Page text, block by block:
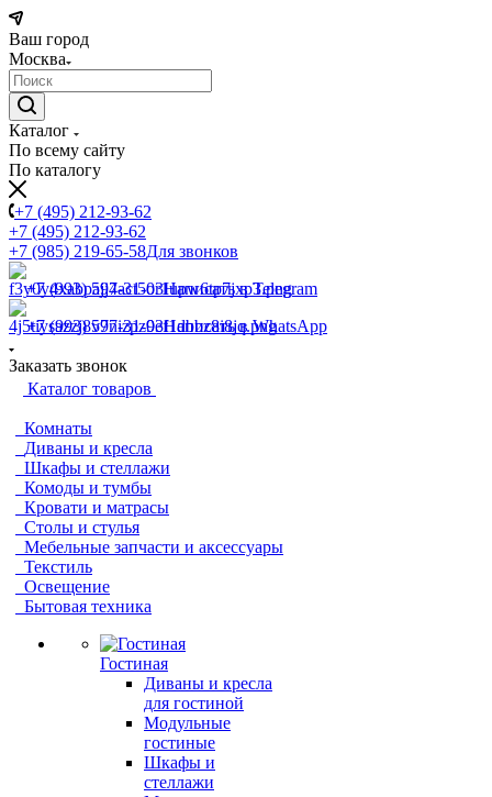
Ваш город
Москва
Каталог
По всему сайту
По каталогу
+7 (495) 212-93-62
+7 (495) 212-93-62
+7 (985) 219-65-58Для звонков
+7 (993) 597-31-03Написать в Telegram
+7 (993) 597-31-03Написать в WhatsApp
Заказать звонок
Каталог товаров
Комнаты
Диваны и кресла
Шкафы и стеллажи
Комоды и тумбы
Кровати и матрасы
Столы и стулья
Мебельные запчасти и аксессуары
Текстиль
Освещение
Бытовая техника
Гостиная
Диваны и кресла
для гостиной
Модульные
гостиные
Шкафы и
стеллажи